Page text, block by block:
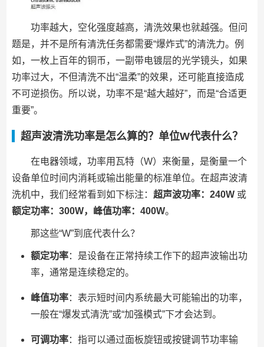
功率越大，空化强度越高，清洗效果也就越强。但问
题是，并不是所有清洗任务都需要“爆炸式”的清洗力。例
如，一枚上百年的铜币，一副带电镀层的光学镜头，如果
功率过大，不但清洗不出“温柔”的效果，还可能直接造成
不可逆损伤。所以说，功率不是“越大越好”，而是“合适更
重要”。
超声波清洗功率是怎么算的？单位W代表什么？
在电器领域，功率用瓦特（W）来衡量，是衡量一个
设备单位时间内消耗或输出能量的标准单位。在超声波清
洗机中，我们经常看到如下标注： 超声波功率：240W或
额定功率：300W，峰值功率：400W。
那这些“W”到底代表什么？
额定功率：是设备在正常持续工作下的超声波输出功
率，通常是连续稳定的。
峰值功率：表示短时间内系统最大可能输出的功率，
一般在“爆发式清洗”或“加强模式”下才会达到。
可调功率：指可以通过面板旋钮或按键调节功率输